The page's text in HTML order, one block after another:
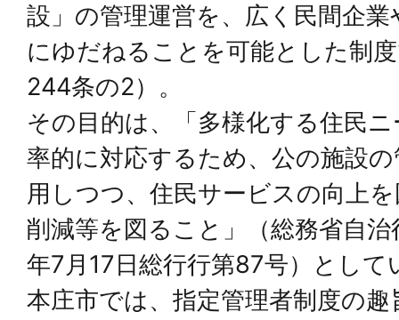
設」の管理運営を、広く民間企
にゆだねることを可能とした制
244条の2）。
その目的は、「多様化する住民
率的に対応するため、公の施設
用しつつ、住民サービスの向上
削減等を図ること」（総務省自
年7月17日総行行第87号）として
本庄市では、指定管理者制度の